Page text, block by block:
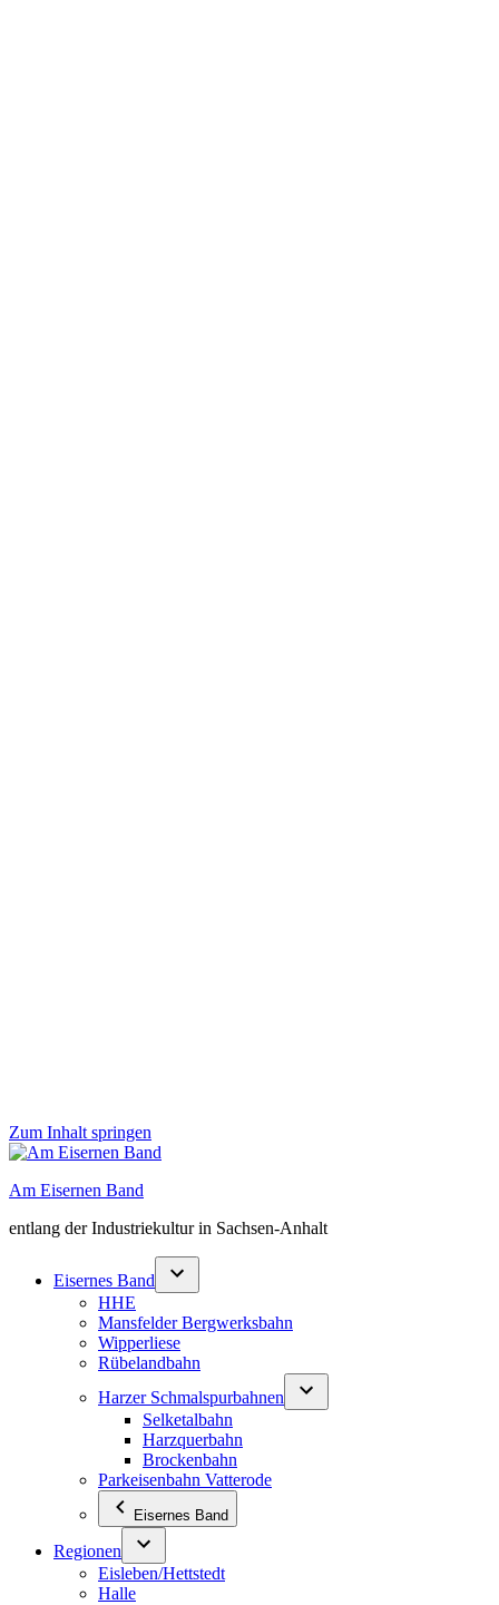
Zum Inhalt springen
Am Eisernen Band
entlang der Industriekultur in Sachsen-Anhalt
Eisernes Band
HHE
Mansfelder Bergwerksbahn
Wipperliese
Rübelandbahn
Harzer Schmalspurbahnen
Selketalbahn
Harzquerbahn
Brockenbahn
Parkeisenbahn Vatterode
Eisernes Band
Regionen
Eisleben/Hettstedt
Halle